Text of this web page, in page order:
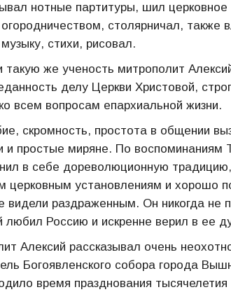
нотные партитуры, шил
столярничал,
стихи, рисовал.
такую же ученость митрополит
делу Церкви Христовой,
всем вопросам епархиальной жизни.
скромность, простота в общении
простые миряне. По воспоминаниям
в себе дореволюционную
церковным установлениям и хорошо
видели раздраженным. Он никогда не
Россию и искренне верил в ее
Алексий рассказывал очень
Богоявленского собора города
время празднования